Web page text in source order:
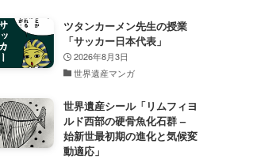
ツタンカーメン先生の授業
「サッカー日本代表」
2026年8月3日
世界遺産マンガ
世界遺産シール「リムフィヨ
ルド西部の硬骨魚化石群 –
始新世最初期の進化と気候変
動適応」